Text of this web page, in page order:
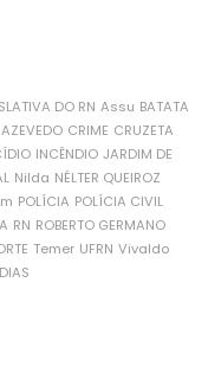
DO RN Assu BATATA
CRIME CRUZETA
INCÊNDIO JARDIM DE
Nilda NÉLTER QUEIROZ
POLÍCIA POLÍCIA CIVIL
RN ROBERTO GERMANO
Temer UFRN Vivaldo